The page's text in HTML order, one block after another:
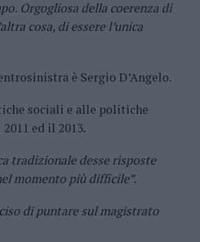
Orgogliosa della coerenza di
cosa, di essere l’unica
è Sergio D’Angelo.
sociali e alle politiche
ed il 2013.
tradizionale desse risposte
momento più difficile”.
di puntare sul magistrato